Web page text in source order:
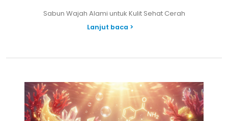
Sabun Wajah Alami untuk Kulit Sehat Cerah